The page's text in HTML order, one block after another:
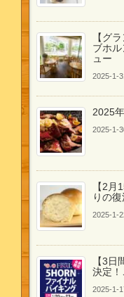
【グ
ブホ
ュー
2025-1-
2025
2025-1-
【2
りの
2025-1-
【3
決定！
2025-1-